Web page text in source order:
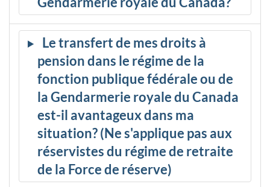
Le transfert de mes droits à
pension dans le régime de la
fonction publique fédérale ou de
la Gendarmerie royale du Canada
est-il avantageux dans ma
situation? (Ne s'applique pas aux
réservistes du régime de retraite
de la Force de réserve)